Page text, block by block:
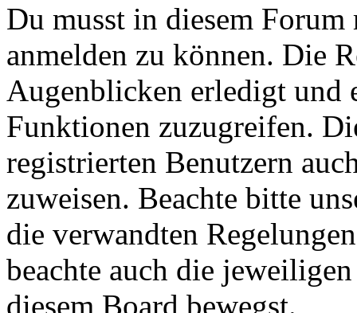
Du musst in diesem
anmelden zu können. Die
Augenblicken erledigt und
Funktionen zuzugreifen.
registrierten Benutzern
zuweisen. Beachte bitte
die verwandten
beachte auch die
diesem Board bewegst.